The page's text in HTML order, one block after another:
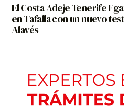
El Costa Adeje Tenerife
en Tafalla con un nuevo
Alavés